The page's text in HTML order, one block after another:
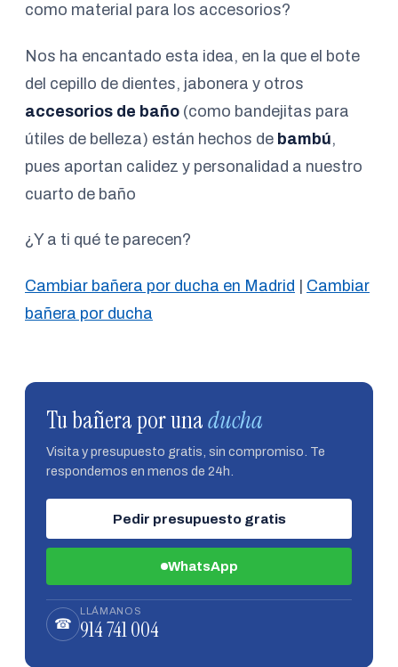
como material para los accesorios?
Nos ha encantado esta idea, en la que el bote
del cepillo de dientes, jabonera y otros
accesorios de baño (como bandejitas para
útiles de belleza) están hechos de bambú,
pues aportan calidez y personalidad a nuestro
cuarto de baño
¿Y a ti qué te parecen?
Cambiar bañera por ducha en Madrid
Cambiar
bañera por ducha
Tu bañera por unaducha
Visita y presupuesto gratis, sin compromiso. Te
respondemos en menos de 24h.
Pedir presupuesto gratis
WhatsApp
☎
LLÁMANOS
914 741 004